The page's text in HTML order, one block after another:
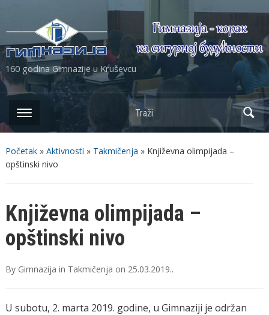
160 godina Gimnazije u Kruševcu
Početak» Aktivnosti » Takmičenja » Književna olimpijada –
opštinski nivo
Književna olimpijada –
opštinski nivo
By Gimnazija in Takmičenja on 25.03.2019..
U subotu, 2. marta 2019. godine, u Gimnaziji je održan